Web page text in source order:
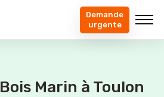
Demande
urgente
Marin à Toulon